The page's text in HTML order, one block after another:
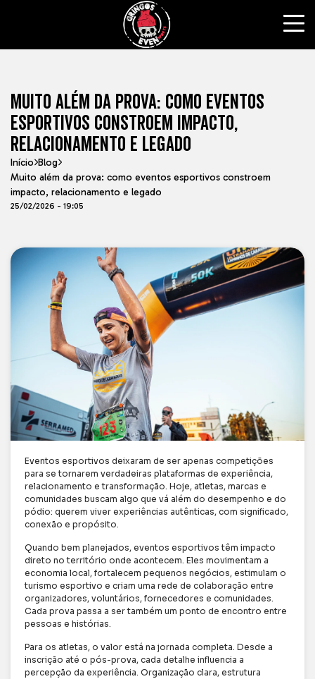
MUITO ALÉM DA PROVA: COMO EVENTOS
ESPORTIVOS CONSTROEM IMPACTO,
RELACIONAMENTO E LEGADO
Início
Blog
Muito além da prova: como eventos esportivos constroem
impacto, relacionamento e legado
25/02/2026 - 19:05
Eventos esportivos deixaram de ser apenas competições
para se tornarem verdadeiras plataformas de experiência,
relacionamento e transformação. Hoje, atletas, marcas e
comunidades buscam algo que vá além do desempenho e do
pódio: querem viver experiências autênticas, com significado,
conexão e propósito.
Quando bem planejados, eventos esportivos têm impacto
direto no território onde acontecem. Eles movimentam a
economia local, fortalecem pequenos negócios, estimulam o
turismo esportivo e criam uma rede de colaboração entre
organizadores, voluntários, fornecedores e comunidades.
Cada prova passa a ser também um ponto de encontro entre
pessoas e histórias.
Para os atletas, o valor está na jornada completa. Desde a
inscrição até o pós-prova, cada detalhe influencia a
percepção da experiência. Organização clara, estrutura